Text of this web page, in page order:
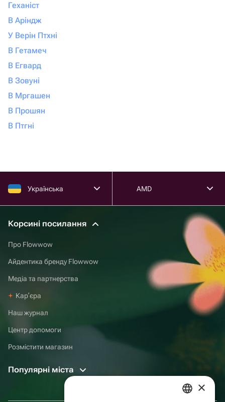
Геханіст
В Аріндж
У Верін Птхні
В Гетамеч
В Егвард
В Зовуні
В Мргашен
В Прошян
В Птгні
Українська AMD
Корсині посилання
Про Flowwow
Айдентика бренду Flowwow
Медіа та партнерства
Карʼєра
Наш журнал
Центр допомоги
Розмістити магазин
Популярні міста
×